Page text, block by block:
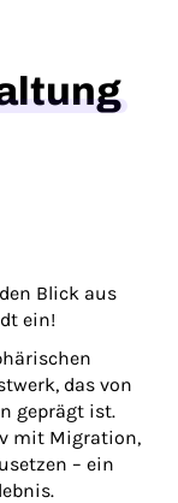
Blick aus
ein!
das von
geprägt ist.
mit Migration,
– ein